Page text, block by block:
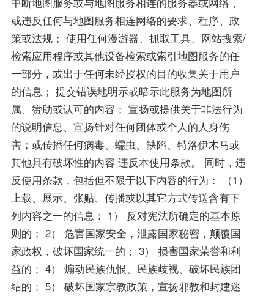
或违反任何与地图服务相连网络的要求、程序、政
策或法规； 使用任何漫游器、抓取工具、网站搜索/
检索应用程序或其他设备检索或索引地图服务的任
一部分，或出于任何未经授权的目的收集关于用户
的信息； 提交错误地明示或暗示此服务为地图所
属、赞助或认可的内容； 宣扬或提供关于非法行为
的说明信息、宣扬针对任何团体或个人的人身伤
害；或传播任何病毒、蠕虫、缺陷、特洛伊木马或
其他具有破坏性的内容 违反本使用条款。 同时，违
反使用条款，包括但不限于以下内容的行为： （1）
上载、展示、张贴、传播或以其它方式传送含有下
列内容之一的信息： 1） 反对宪法所确定的基本原
则的； 2） 危害国家安全，泄露国家秘密，颠覆国
家政权，破坏国家统一的； 3） 损害国家荣誉和利
益的； 4） 煽动民族仇恨、民族歧视、破坏民族团
结的； 5） 破坏国家宗教政策，宣扬邪教和封建迷